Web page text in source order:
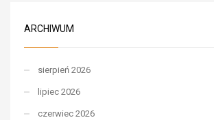
ARCHIWUM
sierpień 2026
lipiec 2026
czerwiec 2026